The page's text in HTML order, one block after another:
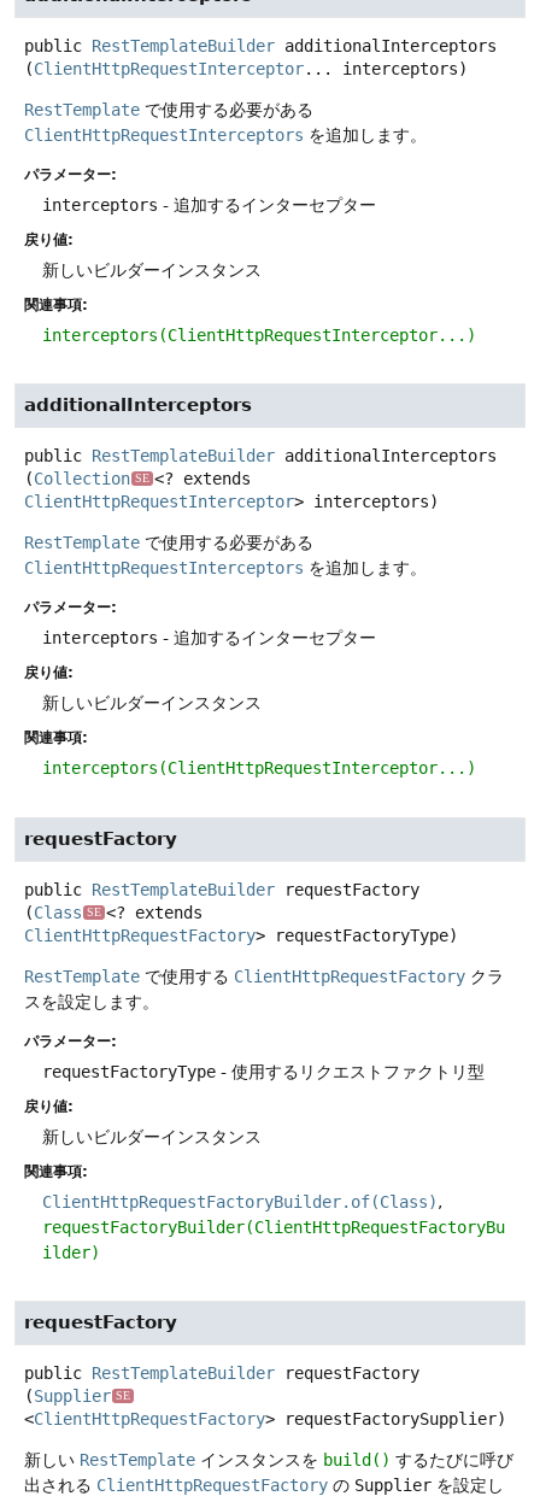
public RestTemplateBuilder additionalInterceptors
(ClientHttpRequestInterceptor... interceptors)
RestTemplate で使用する必要がある
ClientHttpRequestInterceptors を追加します。
パラメーター:
interceptors - 追加するインターセプター
戻り値:
新しいビルダーインスタンス
関連事項:
interceptors(ClientHttpRequestInterceptor...)
additionalInterceptors
public RestTemplateBuilder additionalInterceptors
(Collection SE
ClientHttpRequestInterceptor> interceptors)
RestTemplate で使用する必要がある
ClientHttpRequestInterceptors を追加します。
パラメーター:
interceptors - 追加するインターセプター
戻り値:
新しいビルダーインスタンス
関連事項:
interceptors(ClientHttpRequestInterceptor...)
requestFactory
public RestTemplateBuilder
requestFactory
(Class SE
ClientHttpRequestFactory> requestFactoryType)
RestTemplate で使用する ClientHttpRequestFactory クラ
スを設定します。
パラメーター:
requestFactoryType - 使用するリクエストファクトリ型
戻り値:
新しいビルダーインスタンス
関連事項:
ClientHttpRequestFactoryBuilder.of(Class)
requestFactoryBuilder(ClientHttpRequestFactoryBu
ilder)
requestFactory
public RestTemplateBuilder
requestFactory
(Supplier SE
<ClientHttpRequestFactory> requestFactorySupplier)
新しい RestTemplate インスタンスを build() するたびに呼び
出される ClientHttpRequestFactory の Supplier を設定し